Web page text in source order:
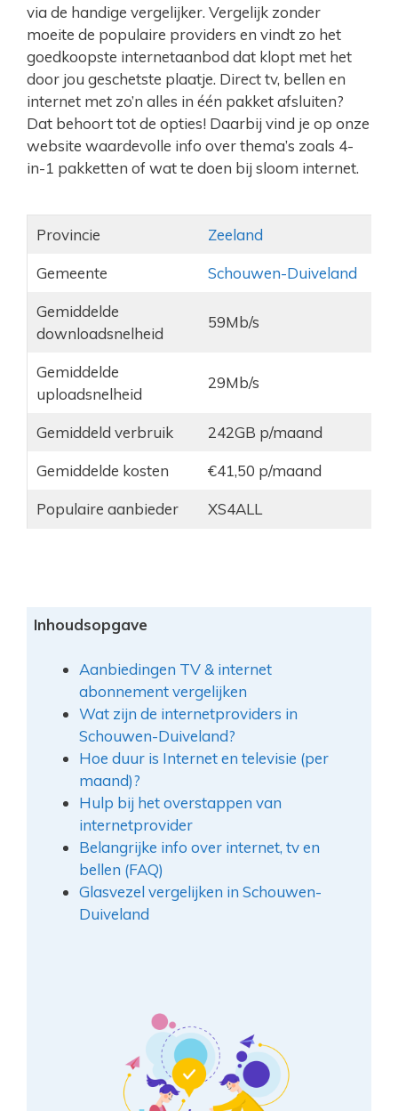
via de handige vergelijker. Vergelijk zonder
moeite de populaire providers en vindt zo het
goedkoopste internetaanbod dat klopt met het
door jou geschetste plaatje. Direct tv, bellen en
internet met zo’n alles in één pakket afsluiten?
Dat behoort tot de opties! Daarbij vind je op onze
website waardevolle info over thema’s zoals 4-
in-1 pakketten of wat te doen bij sloom internet.
Provincie Zeeland
Gemeente Schouwen-Duiveland
Gemiddelde
downloadsnelheid
59Mb/s
Gemiddelde
uploadsnelheid
29Mb/s
Gemiddeld verbruik 242GB p/maand
Gemiddelde kosten €41,50 p/maand
Populaire aanbieder XS4ALL
Inhoudsopgave
Aanbiedingen TV & internet
abonnement vergelijken
Wat zijn de internetproviders in
Schouwen-Duiveland?
Hoe duur is Internet en televisie (per
maand)?
Hulp bij het overstappen van
internetprovider
Belangrijke info over internet, tv en
bellen (FAQ)
Glasvezel vergelijken in Schouwen-
Duiveland